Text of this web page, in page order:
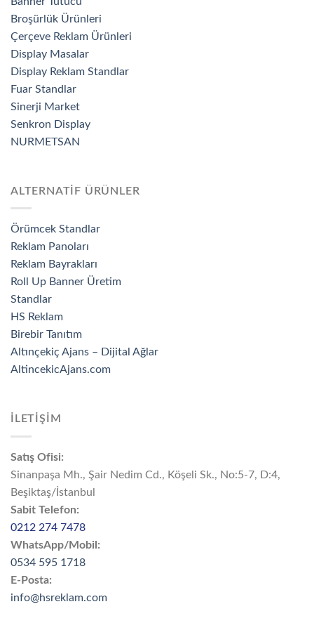
Broşürlük Ürünleri
Çerçeve Reklam Ürünleri
Display Masalar
Display Reklam Standlar
Fuar Standlar
Sinerji Market
Senkron Display
NURMETSAN
ALTERNATİF ÜRÜNLER
Örümcek Standlar
Reklam Panoları
Reklam Bayrakları
Roll Up Banner Üretim
Standlar
HS Reklam
Birebir Tanıtım
Altınçekiç Ajans – Dijital Ağlar
AltincekicAjans.com
İLETİŞİM
Satış Ofisi:
Sinanpaşa Mh., Şair Nedim Cd., Köşeli Sk., No:5-7, D:4,
Beşiktaş/İstanbul
Sabit Telefon:
0212 274 7478
WhatsApp/Mobil:
0534 595 1718
E-Posta:
info@hsreklam.com